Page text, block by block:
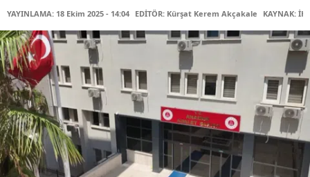
YAYINLAMA: 18 Ekim 2025 - 14:04 EDİTÖR: Kürşat Kerem Akçakale KAYNAK: